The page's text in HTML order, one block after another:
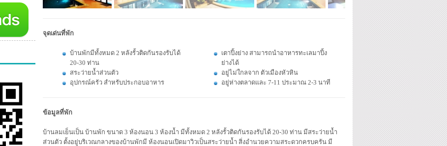
จุดเด่นที่พัก
บ้านพักมีทั้งหมด 2 หลังรั้วติดกันรองรับได้
20-30 ท่าน
สระว่ายน้ำส่วนตัว
อุปกรณ์ครัว สำหรับประกอบอาหาร
เตาปิ้งย่าง สามารถนำอาหารทะเลมาปิ้ง
ย่างได้
อยู่ไม่ใกลจาก ตัวเมืองหัวหิน
อยู่ห่างตลาดและ 7-11 ประมาณ 2-3 นาที
ข้อมูลที่พัก
บ้านลมเย็นเป็น บ้านพัก ขนาด 3 ห้องนอน 3 ห้องน้ำ มีทั้งหมด 2 หลังรั้วติดกันรองรับได้ 20-30 ท่าน มีสระว่ายน้ำ
ส่วนตัว ตั้งอยู่บริเวณกลางของบ้านพักมี ห้องนอนเปิดมาวิวเป็นสระว่ายน้ำ สิ่งอำนวยความสระดวกครบครัน มี